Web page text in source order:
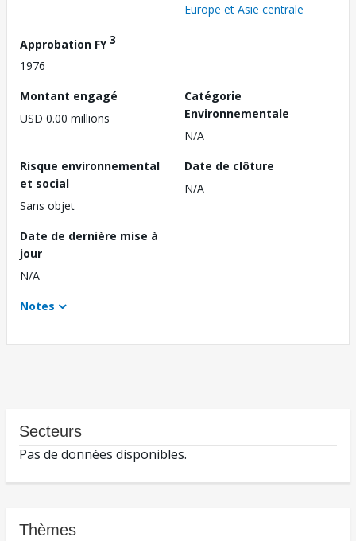
Europe et Asie centrale
Approbation FY3
1976
Montant engagé
USD 0.00 millions
Catégorie
Environnementale
N/A
Risque environnemental
et social
Sans objet
Date de clôture
N/A
Date de dernière mise à
jour
N/A
Notes
Secteurs
Pas de données disponibles.
Thèmes